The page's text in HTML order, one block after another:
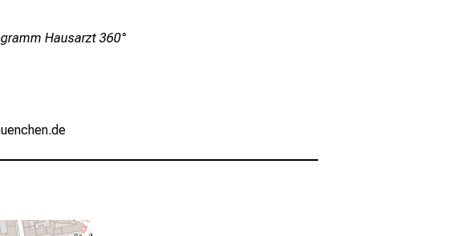
Hausarzt 360°